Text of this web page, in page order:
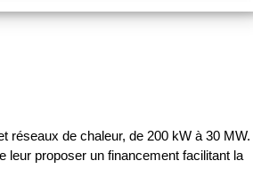
réseaux de chaleur, de 200 kW à 30 MW.
proposer un financement facilitant la